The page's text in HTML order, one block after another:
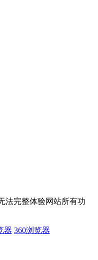
法完整体验网站所有功
器 360浏览器